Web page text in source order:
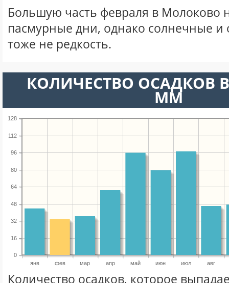
Большую часть февраля в Молоково
пасмурные дни, однако солнечные
тоже не редкость.
КОЛИЧЕСТВО ОСАДКОВ
ММ
янв фев мар апр май июн июл авг
0
16
32
48
64
80
96
112
128
Количество осадков, которое